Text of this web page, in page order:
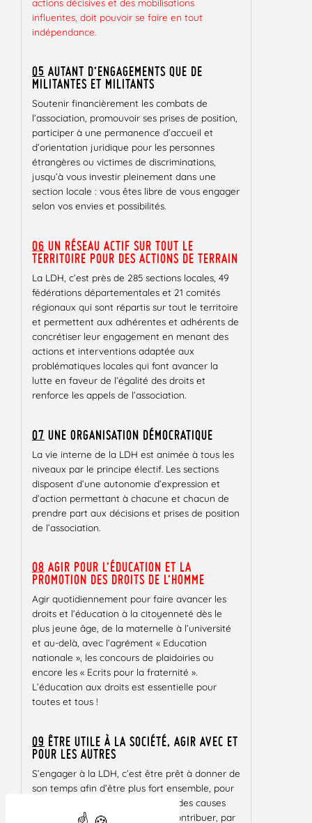
influentes, doit pouvoir se faire en tout
indépendance.
05 AUTANT D’ENGAGEMENTS QUE DE
MILITANTES ET MILITANTS
Soutenir financièrement les combats de
l’association, promouvoir ses prises de position,
participer à une permanence d’accueil et
d’orientation juridique pour les personnes
étrangères ou victimes de discriminations,
jusqu’à vous investir pleinement dans une
section locale : vous êtes libre de vous engager
selon vos envies et possibilités.
06 UN RÉSEAU ACTIF SUR TOUT LE
TERRITOIRE POUR DES ACTIONS DE TERRAIN
La LDH, c’est près de 285 sections locales, 49
fédérations départementales et 21 comités
régionaux qui sont répartis sur tout le territoire
et permettent aux adhérentes et adhérents de
concrétiser leur engagement en menant des
actions et interventions adaptée aux
problématiques locales qui font avancer la
lutte en faveur de l’égalité des droits et
renforce les appels de l’association.
07 UNE ORGANISATION DÉMOCRATIQUE
La vie interne de la LDH est animée à tous les
niveaux par le principe électif. Les sections
disposent d’une autonomie d’expression et
d’action permettant à chacune et chacun de
prendre part aux décisions et prises de position
de l’association.
08 AGIR POUR L’ÉDUCATION ET LA
PROMOTION DES DROITS DE L’HOMME
Agir quotidiennement pour faire avancer les
droits et l’éducation à la citoyenneté dès le
plus jeune âge, de la maternelle à l’université
et au-delà, avec l’agrément « Education
nationale », les concours de plaidoiries ou
encore les « Ecrits pour la fraternité ».
L’éducation aux droits est essentielle pour
toutes et tous !
09 ÊTRE UTILE À LA SOCIÉTÉ, AGIR AVEC ET
POUR LES AUTRES
S’engager à la LDH, c’est être prêt à donner de
son temps afin d’être plus fort ensemble, pour
aider des personnes et défendre des causes
qui vous tiennent à cœur. C’est contribuer, par